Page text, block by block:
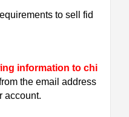
to sell fid
information to chi
the email address
account.